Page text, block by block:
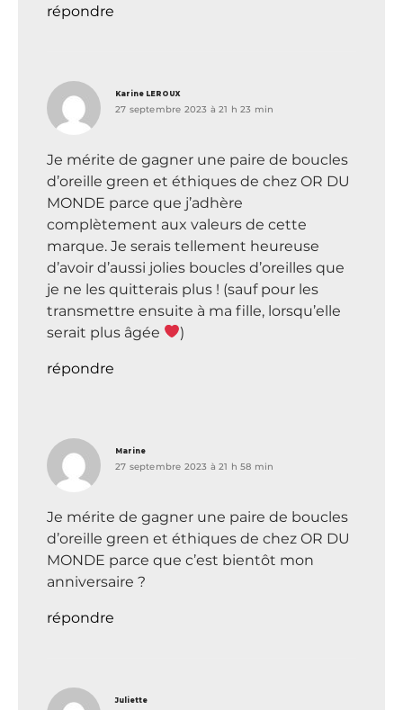
répondre
Karine LEROUX
27 septembre 2023 à 21 h 23 min
Je mérite de gagner une paire de boucles
d’oreille green et éthiques de chez OR DU
MONDE parce que j’adhère
complètement aux valeurs de cette
marque. Je serais tellement heureuse
d’avoir d’aussi jolies boucles d’oreilles que
je ne les quitterais plus ! (sauf pour les
transmettre ensuite à ma fille, lorsqu’elle
serait plus âgée
)
répondre
Marine
27 septembre 2023 à 21 h 58 min
Je mérite de gagner une paire de boucles
d’oreille green et éthiques de chez OR DU
MONDE parce que c’est bientôt mon
anniversaire ?
répondre
Juliette